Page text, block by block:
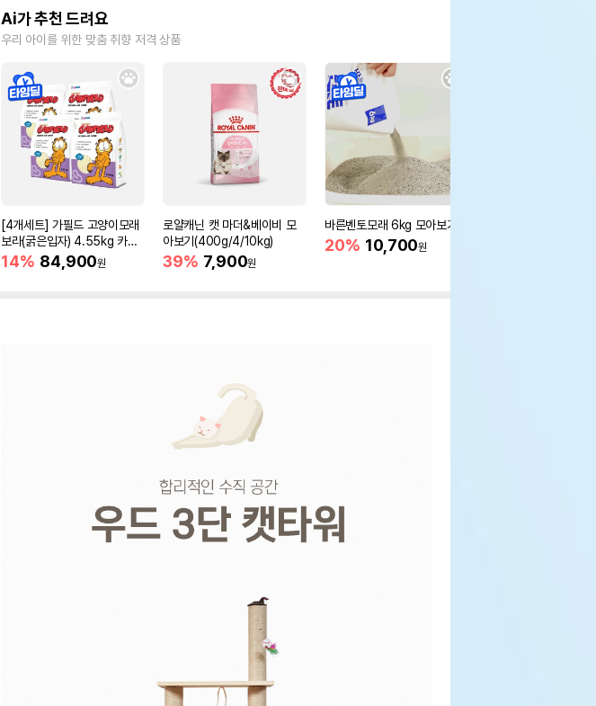
Ai가 추천 드려요
우리 아이를 위한 맞춤 취향 저격 상품
[4개세트] 가필드 고양이모래
보라(굵은입자) 4.55kg 카사
바모래
14% 84,900원
로얄캐닌 캣 마더&베이비 모
아보기(400g/4/10kg)
39% 7,900원
바른벤토모래 6kg 모아보기
20% 10,700원